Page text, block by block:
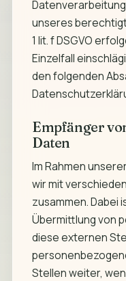
unseres
1 lit. f DSGVO
Einzelfall
den folgenden
Empfänger
Daten
Im Rahmen
wir mit
zusammen. Dabei
Übermittlung von
diese externen
Stellen weiter,